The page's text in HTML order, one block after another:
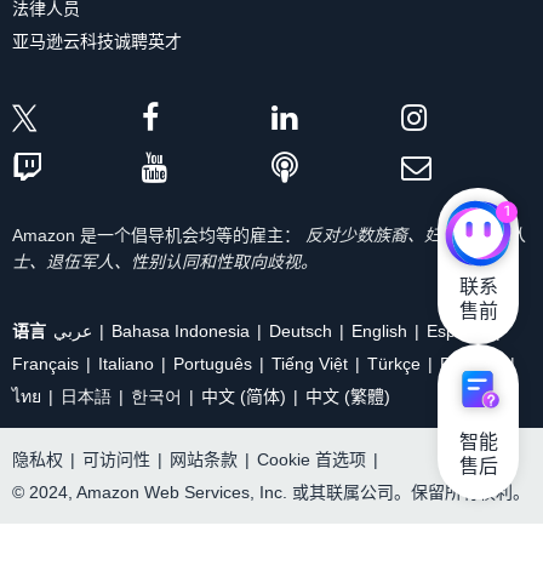
法律人员
亚马逊云科技诚聘英才
Amazon 是一个倡导机会均等的雇主：
反对少数族裔、妇女、残疾人
士、退伍军人、性别认同和性取向歧视。
语言 عربي Bahasa Indonesia Deutsch English
Español
Français
Italiano Português Tiếng Việt Türkçe
Ρусский
ไทย
日本語 한국어 中文 (简体) 中文 (繁體)
隐私权 | 可访问性 | 网站条款 | Cookie 首选项 |
© 2024, Amazon Web Services, Inc. 或其联属公司。保留所有权利。
1
联系
售前
智能
售后